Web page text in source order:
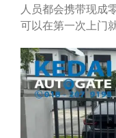
人员都会携带现成
可以在第一次上门